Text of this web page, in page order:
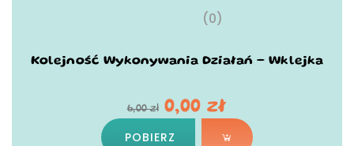
(0)
Kolejność Wykonywania Działań – Wklejka
6,00zł 0,00zł
POBIERZ